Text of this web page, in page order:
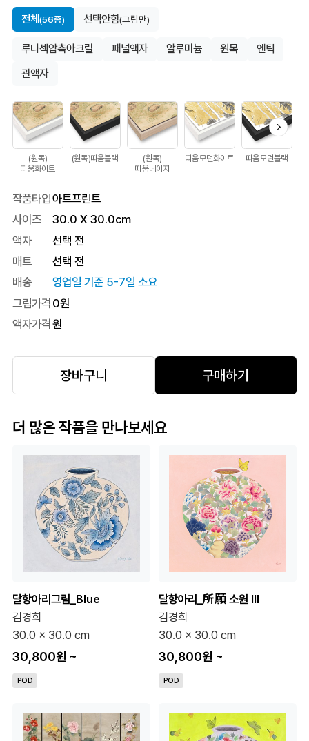
전체(56종) 선택안함(그림만)
루나섹압축아크릴 패널액자 알루미늄 원목
엔틱
관액자
(원목)
띠움화이트
(원목)띠움블랙
(원목)
띠움베이지
띠움모던화이트 띠움모던블랙
작품타입아트프린트
사이즈
30.0 X 30.0cm
액자
선택 전
매트
선택 전
배송
영업일 기준 5-7일 소요
그림가격 0원
액자가격원
장바구니 구매하기
더 많은 작품을 만나보세요
달항아리그림_Blue
김경희
30.0 x 30.0 cm
30,800원 ~
POD
달항아리_所願 소원 III
김경희
30.0 x 30.0 cm
30,800원 ~
POD